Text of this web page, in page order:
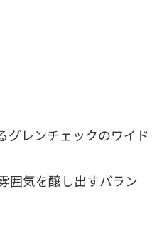
グレンチェックのワイド
囲気を醸し出すバラン